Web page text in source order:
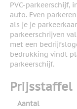
PVC-parkeerschijf,
auto. Even
als je je
parkeerschrijven
met een
bedrukking vindt
parkeerschijf.
Prijsstaffel
Aantal